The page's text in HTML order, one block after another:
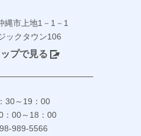
縄市上地1－1－1
ックタウン106
プで見る
30～19：00
00～18：00
989-5566